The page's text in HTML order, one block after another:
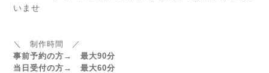
いませ
＼ 制作時間 ／
事前予約の方→ 最大90分
当日受付の方→ 最大60分